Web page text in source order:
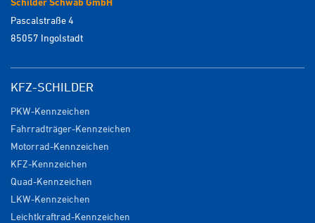
Pascalstraße 4
85057 Ingolstadt
KFZ-SCHILDER
PKW-Kennzeichen
Fahrradträger-Kennzeichen
Motorrad-Kennzeichen
KFZ-Kennzeichen
Quad-Kennzeichen
LKW-Kennzeichen
Leichtkraftrad-Kennzeichen